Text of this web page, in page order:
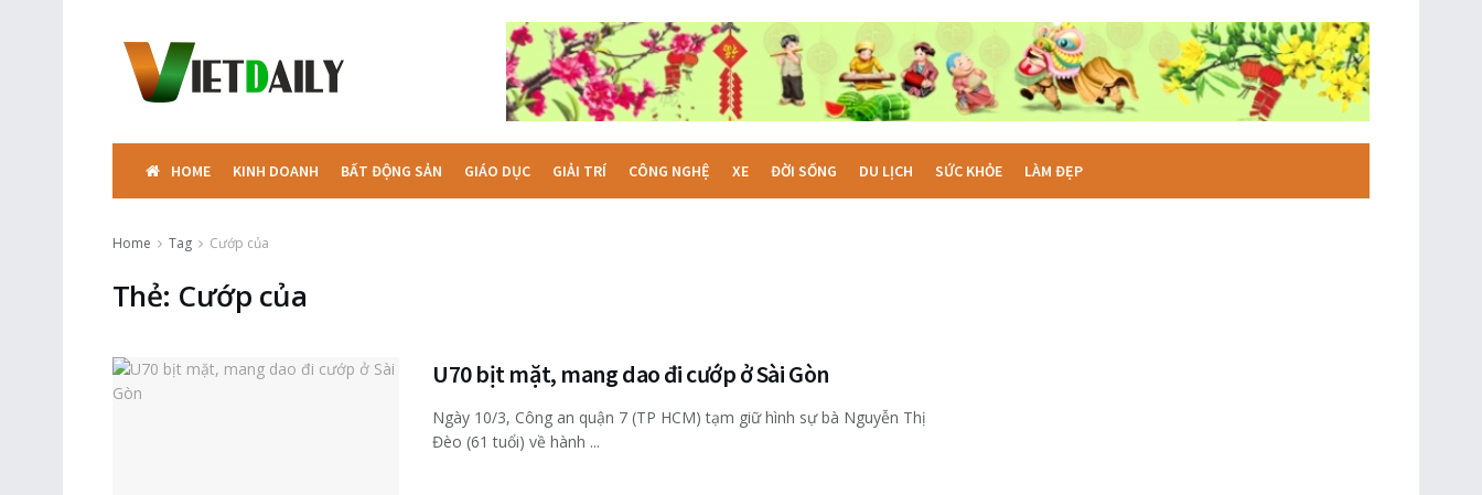
HOME KINH DOANH BẤT ĐỘNG SẢN GIÁO DỤC GIẢI TRÍ CÔNG NGHỆ XE ĐỜI SỐNG DU LỊCH SỨC KHỎE LÀM ĐẸP
Home Tag Cướp của
Thẻ: Cướp của
U70 bịt mặt, mang dao đi cướp ở Sài Gòn
Ngày 10/3, Công an quận 7 (TP HCM) tạm giữ hình sự bà Nguyễn Thị
Đèo (61 tuổi) về hành ...